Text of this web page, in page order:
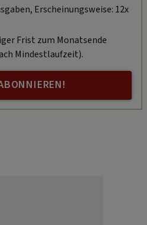
Erscheinungsweise: 12x
Frist zum Monatsende
Mindestlaufzeit).